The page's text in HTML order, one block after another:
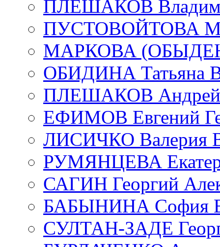
ПЛЕШАКОВ
ПУСТОВОЙТОВА
МАРКОВА
ОБИДИНА Татьяна
ПЛЕШАКОВ Андрей
ЕФИМОВ Евгений
ЛИСИЧКО Валерия
РУМЯНЦЕВА
САГИН Георгий
БАБЫНИНА София
СУЛТАН-ЗАДЕ